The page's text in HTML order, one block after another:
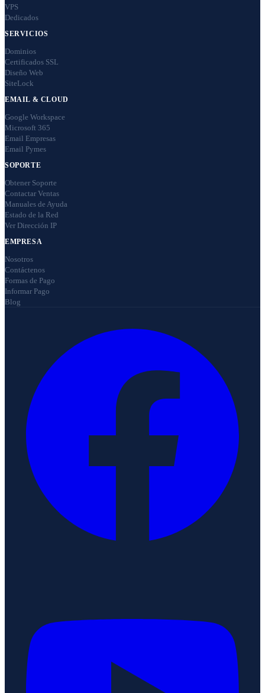
VPS
Dedicados
SERVICIOS
Dominios
Certificados SSL
Diseño Web
SiteLock
EMAIL & CLOUD
Google Workspace
Microsoft 365
Email Empresas
Email Pymes
SOPORTE
Obtener Soporte
Contactar Ventas
Manuales de Ayuda
Estado de la Red
Ver Dirección IP
EMPRESA
Nosotros
Contáctenos
Formas de Pago
Informar Pago
Blog